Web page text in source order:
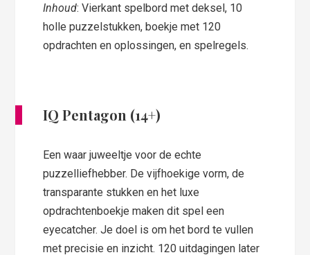
Inhoud: Vierkant spelbord met deksel, 10
holle puzzelstukken, boekje met 120
opdrachten en oplossingen, en spelregels.
IQ Pentagon (14+)
Een waar juweeltje voor de echte
puzzelliefhebber. De vijfhoekige vorm, de
transparante stukken en het luxe
opdrachtenboekje maken dit spel een
eyecatcher. Je doel is om het bord te vullen
met precisie en inzicht. 120 uitdagingen later